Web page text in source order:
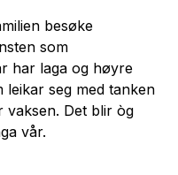
besøke
som
har laga og høyre
seg med tanken
vaksen. Det blir òg
vår.